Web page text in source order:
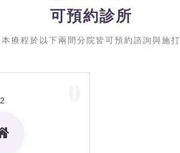
可預約診所
本療程於以下兩間分院皆可預約諮詢與施打
2